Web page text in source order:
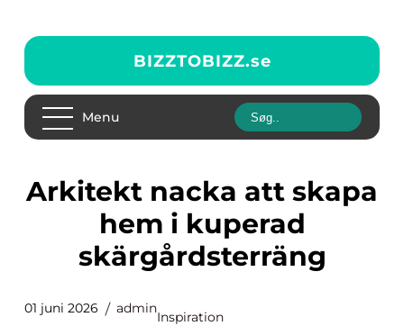
BIZZTOBIZZ.se
Menu
Arkitekt nacka att skapa
hem i kuperad
skärgårdsterräng
01 juni 2026 admin
Inspiration